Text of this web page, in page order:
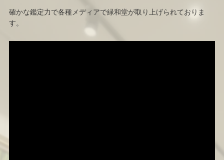
確かな鑑定力で各種メディアで緑和堂が取り上げられておりま
す。